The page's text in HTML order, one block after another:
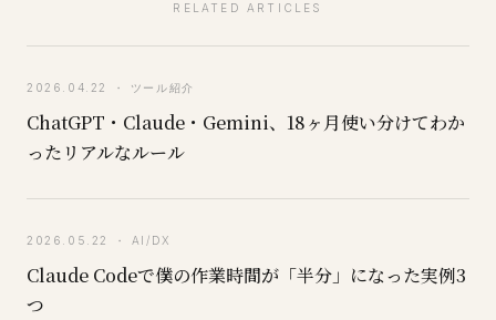
RELATED ARTICLES
2026.04.22 ・ ツール紹介
ChatGPT・Claude・Gemini、18ヶ月使い分けてわか
ったリアルなルール
2026.05.22 ・ AI/DX
Claude Codeで僕の作業時間が「半分」になった実例3
つ